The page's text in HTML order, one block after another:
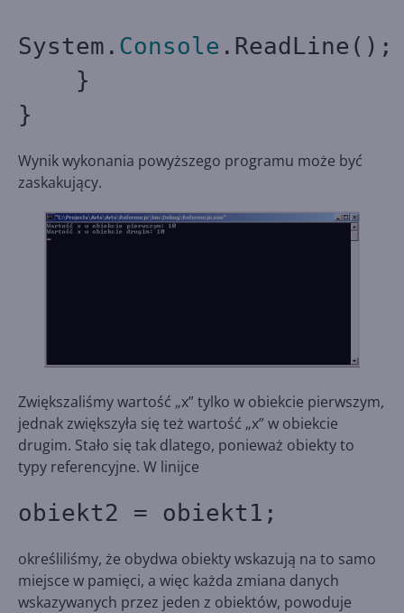
System. Console .ReadLine();
}
}
Wynik wykonania powyższego programu może być
zaskakujący.
Zwiększaliśmy wartość „x” tylko w obiekcie pierwszym,
jednak zwiększyła się też wartość „x” w obiekcie
drugim. Stało się tak dlatego, ponieważ obiekty to
typy referencyjne. W linijce
obiekt2 = obiekt1;
określiliśmy, że obydwa obiekty wskazują na to samo
miejsce w pamięci, a więc każda zmiana danych
wskazywanych przez jeden z obiektów, powoduje